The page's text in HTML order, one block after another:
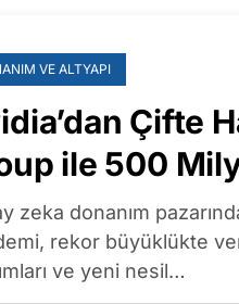
VE ALTYAPI
Çifte
ile 500
Vera
Üretimde
zeka donanım
rekor büyüklükte
ve yeni nesil…